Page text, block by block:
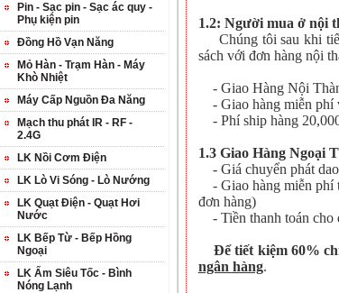
1.2: Người mua ở nội
Chúng tôi sau khi
sách với đơn hàng nội
- Giao Hàng Nội
- Giao hàng miễn phí
- Phí ship hàng
1.3 Giao Hàng Ngoại
- Giá chuyển phát
- Giao hàng miễn phí
đơn hàng)
- Tiền thanh toán cho
Để tiết kiệm 60%
ngân hàng.
Pin - Sạc pin - Sạc ác quy -
Phụ kiện pin
Đồng Hồ Vạn Năng
Mỏ Hàn - Trạm Hàn - Máy
Khò Nhiệt
Máy Cấp Nguồn Đa Năng
Mạch thu phát IR - RF -
2.4G
LK Nồi Cơm Điện
LK Lò Vi Sóng - Lò Nướng
LK Quạt Điện - Quạt Hơi
Nước
LK Bếp Từ - Bếp Hồng
Ngoại
LK Ấm Siêu Tốc - Bình
Nóng Lạnh